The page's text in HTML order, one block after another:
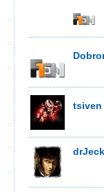
tsiven